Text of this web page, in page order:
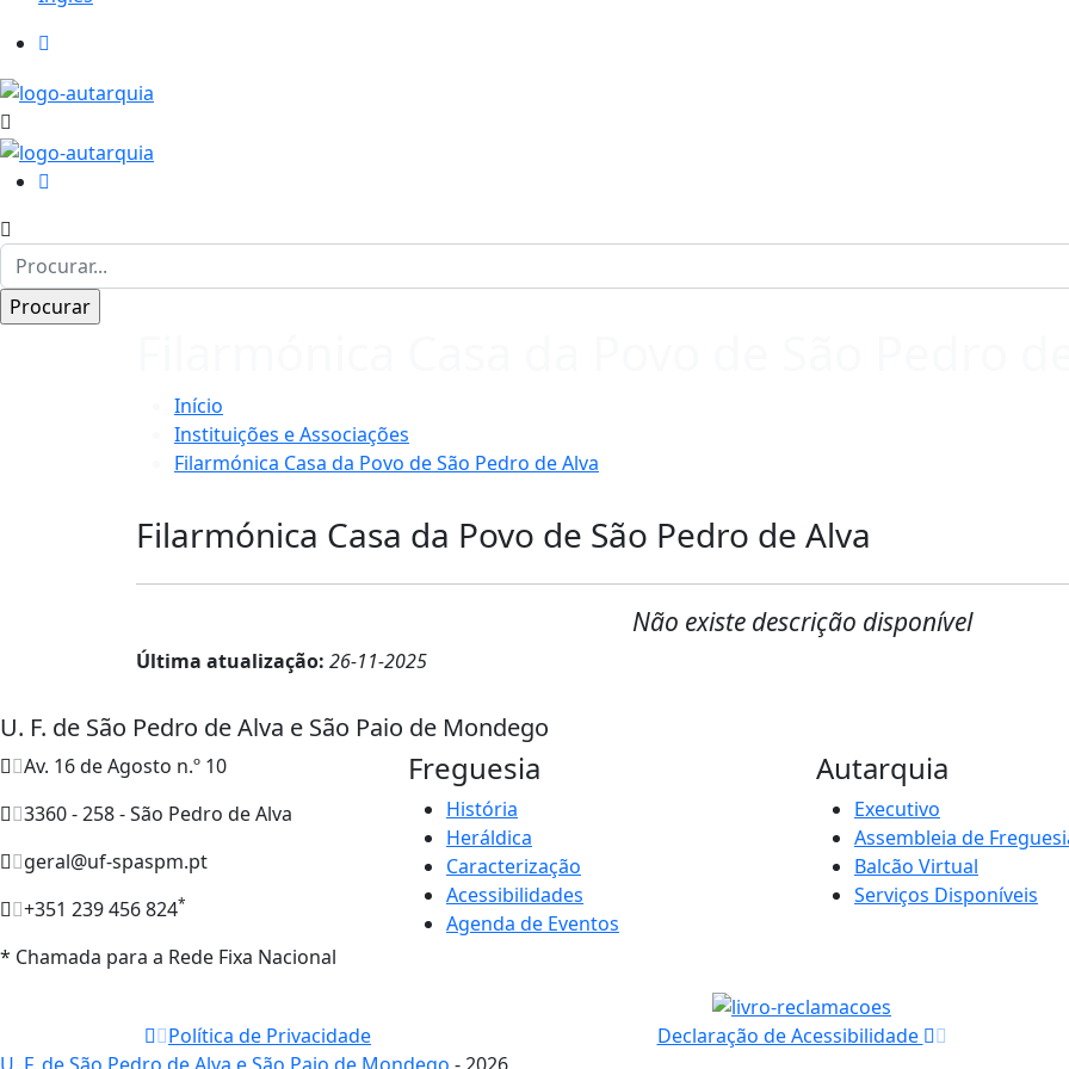
Início
Instituições e Associações
Filarmónica Casa da Povo de São Pedro de Alva
Filarmónica Casa da Povo de São Pedro de Alva
Não existe descrição disponível
Última atualização: 26-11-2025
U. F. de São Pedro de Alva e São Paio de Mondego
Av. 16 de Agosto n.º 10
3360 - 258 - São Pedro de Alva
geral@uf-spaspm.pt
+351 239 456 824*
* Chamada para a Rede Fixa Nacional
Freguesia
História
Heráldica
Caracterização
Acessibilidades
Agenda de Eventos
Autarquia
Executivo
Assembleia de
Balcão Virtual
Serviços Disponíveis
Política de Privacidade
Declaração de Acessibilidade
U. F. de São Pedro de Alva e São Paio de Mondego - 2026